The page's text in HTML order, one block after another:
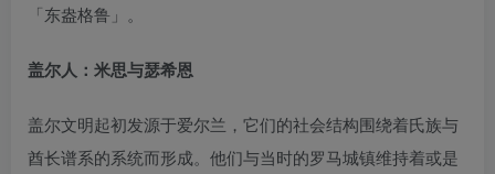
「东盎格鲁」。
盖尔人：米思与瑟希恩
盖尔文明起初发源于爱尔兰，它们的社会结构围绕着氏族与
酋长谱系的系统而形成。他们与当时的罗马城镇维持着或是